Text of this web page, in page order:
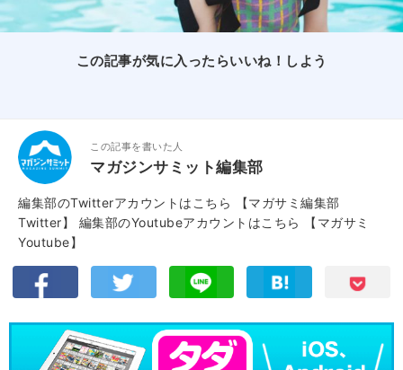
この記事が気に入ったらいいね！しよう
この記事を書いた人
マガジンサミット編集部
編集部のTwitterアカウントはこちら
【マガサミ編集部
Twitter】
編集部のYoutubeアカウントはこちら
【マガサミ
Youtube】